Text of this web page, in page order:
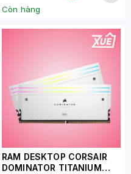
Còn hàng
RAM DESKTOP CORSAIR
DOMINATOR TITANIUM